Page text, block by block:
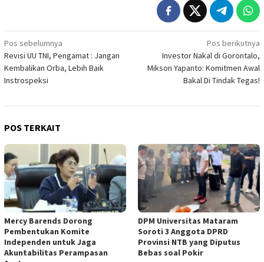
Navigasi
pos
Pos sebelumnya
Revisi UU TNI, Pengamat : Jangan
Kembalikan Orba, Lebih Baik
Instrospeksi
Pos berikutnya
Investor Nakal di Gorontalo,
Mikson Yapanto: Komitmen Awal
Bakal Di Tindak Tegas!
POS TERKAIT
Mercy Barends Dorong
Pembentukan Komite
Independen untuk Jaga
Akuntabilitas Perampasan
DPM Universitas Mataram
Soroti 3 Anggota DPRD
Provinsi NTB yang Diputus
Bebas soal Pokir